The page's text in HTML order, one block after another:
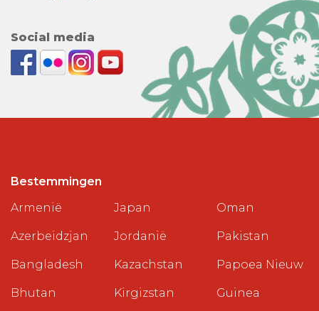
Social media
Bestemmingen
Armenië
Azerbeidzjan
Bangladesh
Bhutan
Japan
Jordanië
Kazachstan
Kirgizstan
Oman
Pakistan
Papoea Nieuw
Guinea